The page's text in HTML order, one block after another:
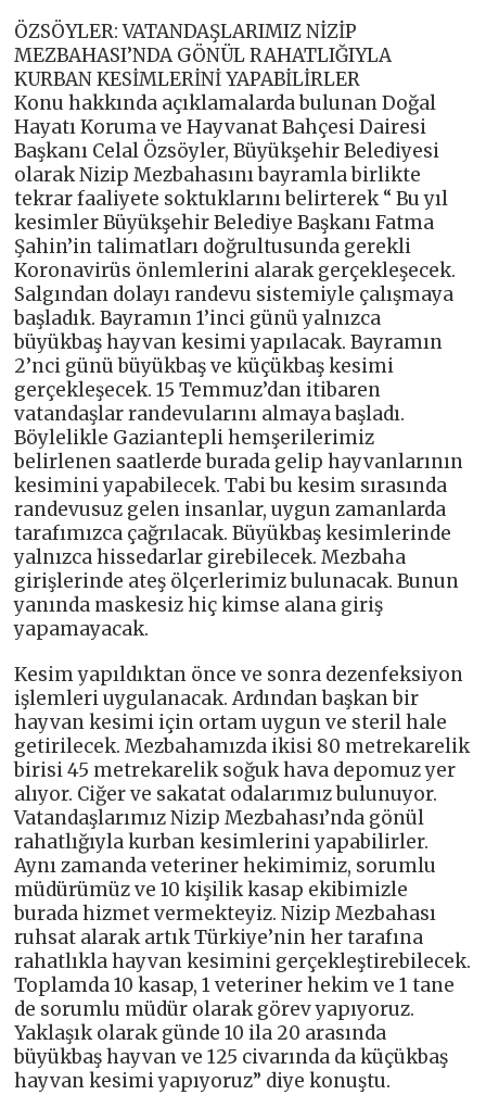
ÖZSÖYLER: VATANDAŞLARIMIZ NİZİP
MEZBAHASI’NDA GÖNÜL RAHATLIĞIYLA
KURBAN KESİMLERİNİ YAPABİLİRLER
Konu hakkında açıklamalarda bulunan Doğal
Hayatı Koruma ve Hayvanat Bahçesi Dairesi
Başkanı Celal Özsöyler, Büyükşehir Belediyesi
olarak Nizip Mezbahasını bayramla birlikte
tekrar faaliyete soktuklarını belirterek “ Bu yıl
kesimler Büyükşehir Belediye Başkanı Fatma
Şahin’in talimatları doğrultusunda gerekli
Koronavirüs önlemlerini alarak gerçekleşecek.
Salgından dolayı randevu sistemiyle çalışmaya
başladık. Bayramın 1’inci günü yalnızca
büyükbaş hayvan kesimi yapılacak. Bayramın
2’nci günü büyükbaş ve küçükbaş kesimi
gerçekleşecek. 15 Temmuz’dan itibaren
vatandaşlar randevularını almaya başladı.
Böylelikle Gaziantepli hemşerilerimiz
belirlenen saatlerde burada gelip hayvanlarının
kesimini yapabilecek. Tabi bu kesim sırasında
randevusuz gelen insanlar, uygun zamanlarda
tarafımızca çağrılacak. Büyükbaş kesimlerinde
yalnızca hissedarlar girebilecek. Mezbaha
girişlerinde ateş ölçerlerimiz bulunacak. Bunun
yanında maskesiz hiç kimse alana giriş
yapamayacak.
Kesim yapıldıktan önce ve sonra dezenfeksiyon
işlemleri uygulanacak. Ardından başkan bir
hayvan kesimi için ortam uygun ve steril hale
getirilecek. Mezbahamızda ikisi 80 metrekarelik
birisi 45 metrekarelik soğuk hava depomuz yer
alıyor. Ciğer ve sakatat odalarımız bulunuyor.
Vatandaşlarımız Nizip Mezbahası’nda gönül
rahatlığıyla kurban kesimlerini yapabilirler.
Aynı zamanda veteriner hekimimiz, sorumlu
müdürümüz ve 10 kişilik kasap ekibimizle
burada hizmet vermekteyiz. Nizip Mezbahası
ruhsat alarak artık Türkiye’nin her tarafına
rahatlıkla hayvan kesimini gerçekleştirebilecek.
Toplamda 10 kasap, 1 veteriner hekim ve 1 tane
de sorumlu müdür olarak görev yapıyoruz.
Yaklaşık olarak günde 10 ila 20 arasında
büyükbaş hayvan ve 125 civarında da küçükbaş
hayvan kesimi yapıyoruz” diye konuştu.